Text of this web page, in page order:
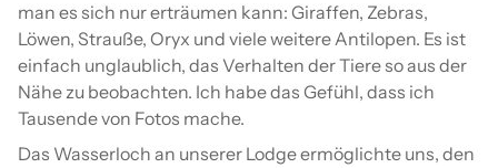
man es sich nur erträumen kann: Giraffen, Zebras,
Löwen, Strauße, Oryx und viele weitere Antilopen. Es ist
einfach unglaublich, das Verhalten der Tiere so aus der
Nähe zu beobachten. Ich habe das Gefühl, dass ich
Tausende von Fotos mache.
Das Wasserloch an unserer Lodge ermöglichte uns, den